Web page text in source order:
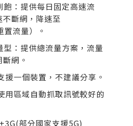
：提供每日固定高速流
斷網，降速至
流量）。
：提供總流量方案，流量
網。
一個裝置，不建議分享。
區域自動抓取訊號較好的
部分國家支援5G)